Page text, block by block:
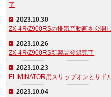
了
2023.10.30
ZX-4R/Z900RSの排気音動画を公開
2023.10.26
ZX-4R/Z900RS新製品登録完了
2023.10.23
ELIMINATOR用スリップオンとサド
2023.10.04